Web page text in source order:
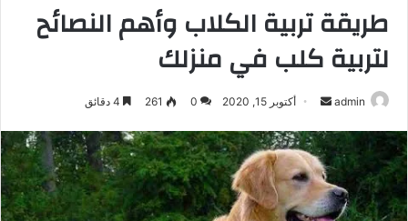
طريقة تربية الكلاب وأهم النصائح
لتربية كلب في منزلك
admin
أرسل
إلكترونيا
أكتوبر 15, 2020 0
261